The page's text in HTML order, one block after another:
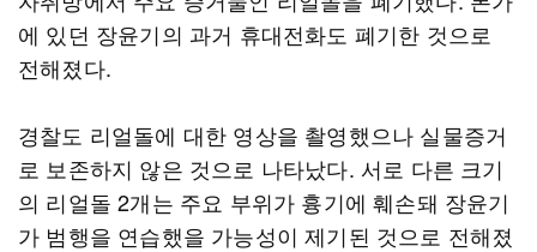
에 있던 장윤기의 과거 휴대전화도 폐기한 것으로
전해졌다.
경찰도 리얼돌에 대한 영상을 촬영했으나 실물증거
로 보존하지 않은 것으로 나타났다. 서로 다른 크기
의 리얼돌 2개는 주요 부위가 흉기에 훼손돼 장윤기
가 범행을 연습했을 가능성이 제기된 것으로 전해졌